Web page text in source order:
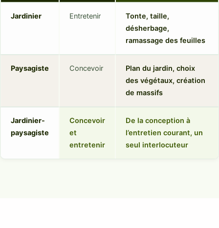
Jardinier Entretenir
Tonte, taille,
désherbage,
ramassage des feuilles
Paysagiste Concevoir
Plan du jardin, choix
des végétaux, création
de massifs
Jardinier-
paysagiste
Concevoir
et
entretenir
De la conception à
l’entretien courant, un
seul interlocuteur